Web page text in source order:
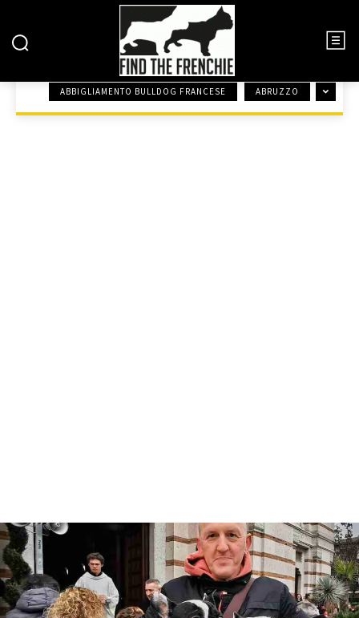
EVENTI BULLDOG FRANCESE
ABBIGLIAMENTO BULLDOG FRANCESE ABRUZZO